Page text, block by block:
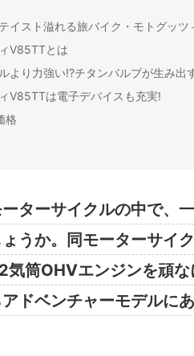
イスト溢れる旅バイク・モトグッ
V85TTとは
より力強い!?チタンバルブが生み出
V85TTは電子デバイスも充実!
格
ターサイクルの中で、
うか。同モーターサイ
気筒OHVエンジンを頑
ドベンチャーモデルに